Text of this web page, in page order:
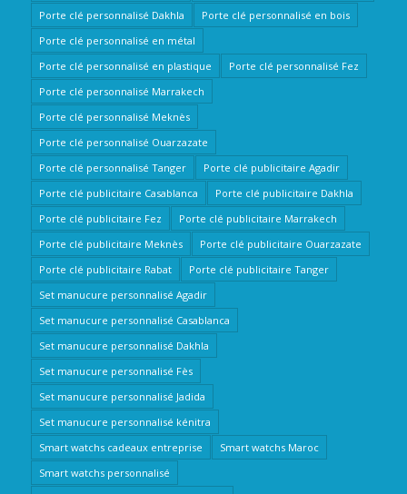
Porte clé personnalisé Dakhla
Porte clé personnalisé en bois
Porte clé personnalisé en métal
Porte clé personnalisé en plastique
Porte clé personnalisé Fez
Porte clé personnalisé Marrakech
Porte clé personnalisé Meknès
Porte clé personnalisé Ouarzazate
Porte clé personnalisé Tanger
Porte clé publicitaire Agadir
Porte clé publicitaire Casablanca
Porte clé publicitaire Dakhla
Porte clé publicitaire Fez
Porte clé publicitaire Marrakech
Porte clé publicitaire Meknès
Porte clé publicitaire Ouarzazate
Porte clé publicitaire Rabat
Porte clé publicitaire Tanger
Set manucure personnalisé Agadir
Set manucure personnalisé Casablanca
Set manucure personnalisé Dakhla
Set manucure personnalisé Fès
Set manucure personnalisé Jadida
Set manucure personnalisé kénitra
Smart watchs cadeaux entreprise
Smart watchs Maroc
Smart watchs personnalisé